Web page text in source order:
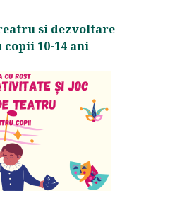
si dezvoltare
10-14 ani